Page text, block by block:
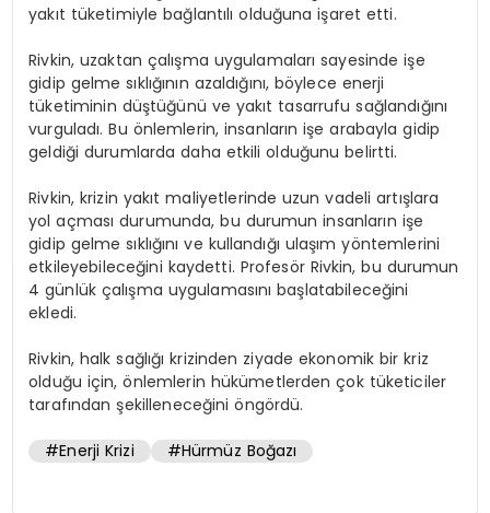
yakıt tüketimiyle bağlantılı olduğuna işaret etti.
Rivkin, uzaktan çalışma uygulamaları sayesinde işe
gidip gelme sıklığının azaldığını, böylece enerji
tüketiminin düştüğünü ve yakıt tasarrufu sağlandığını
vurguladı. Bu önlemlerin, insanların işe arabayla gidip
geldiği durumlarda daha etkili olduğunu belirtti.
Rivkin, krizin yakıt maliyetlerinde uzun vadeli artışlara
yol açması durumunda, bu durumun insanların işe
gidip gelme sıklığını ve kullandığı ulaşım yöntemlerini
etkileyebileceğini kaydetti. Profesör Rivkin, bu durumun
4 günlük çalışma uygulamasını başlatabileceğini
ekledi.
Rivkin, halk sağlığı krizinden ziyade ekonomik bir kriz
olduğu için, önlemlerin hükümetlerden çok tüketiciler
tarafından şekilleneceğini öngördü.
#Enerji Krizi #Hürmüz Boğazı